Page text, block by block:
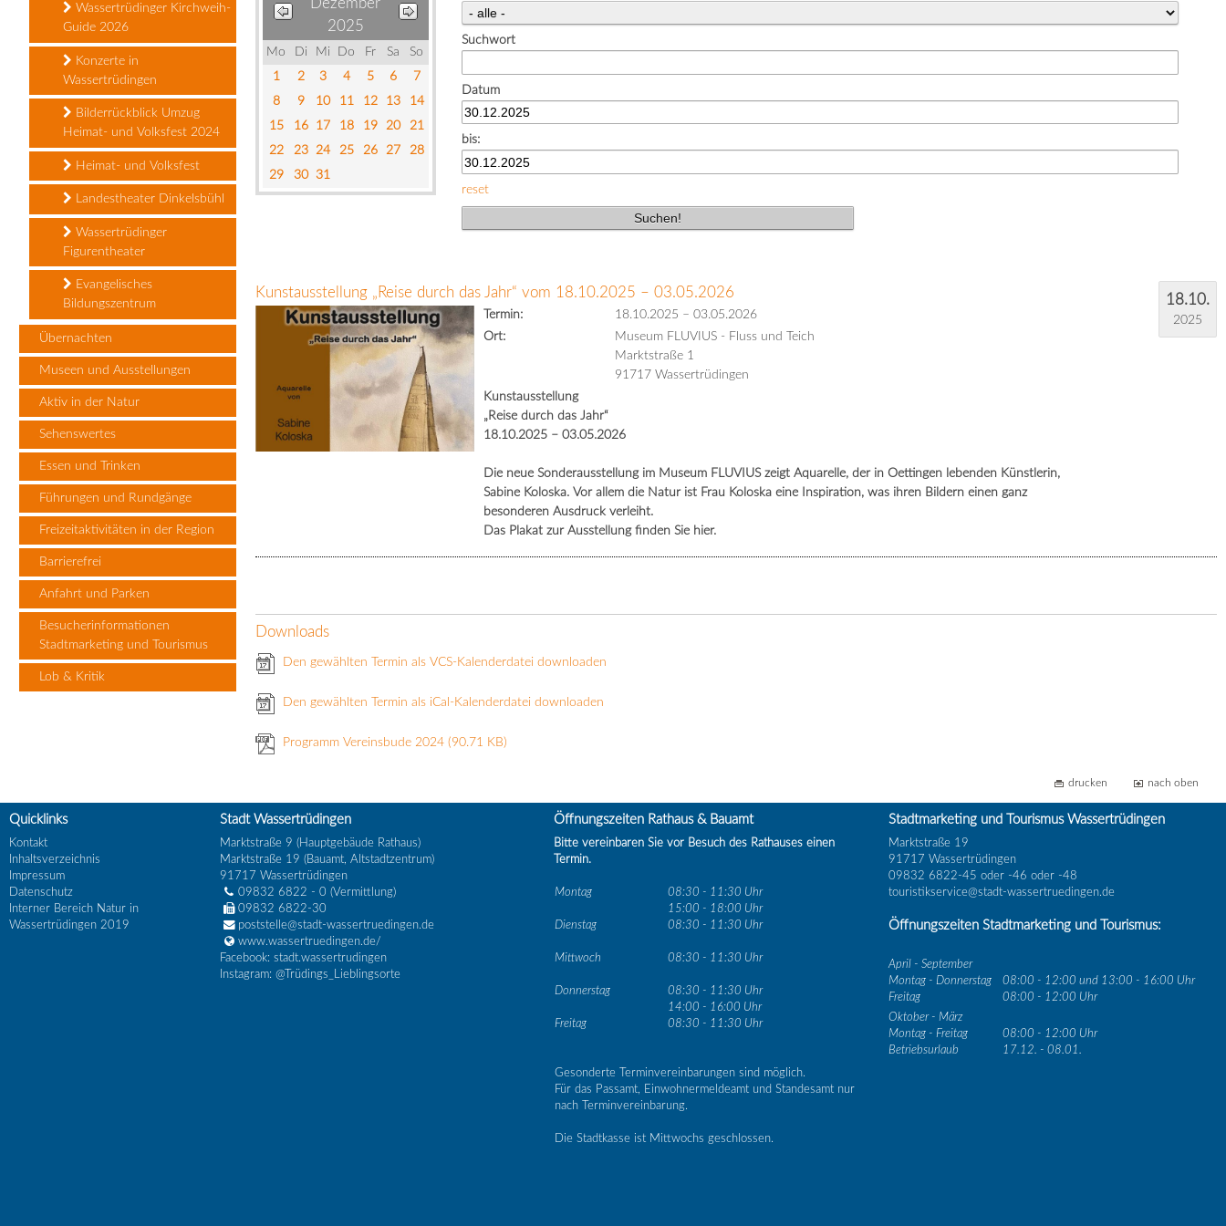
Wassertrüdinger Kirchweih-
Guide 2026
Konzerte in
Wassertrüdingen
Bilderrückblick Umzug
Heimat- und Volksfest 2024
Heimat- und Volksfest
Landestheater Dinkelsbühl
Wassertrüdinger
Figurentheater
Evangelisches
Bildungszentrum
Übernachten
Museen und Ausstellungen
Aktiv in der Natur
Sehenswertes
Essen und Trinken
Führungen und Rundgänge
Freizeitaktivitäten in der Region
Barrierefrei
Anfahrt und Parken
Besucherinformationen
Stadtmarketing und Tourismus
Lob & Kritik
Dezember
2025
Mo Di Mi Do Fr Sa
So
1
2 3 4 5 6
7
8
9 10 11 12 13
14
15
16 17 18 19 20
21
22
23 24 25 26 27
28
29
30 31
Suchwort
Datum
bis:
reset
18.10.
2025
Kunstausstellung „Reise durch das Jahr“ vom 18.10.2025 – 03.05.2026
Termin: 18.10.2025 – 03.05.2026
Ort:
Museum FLUVIUS - Fluss und Teich
Marktstraße 1
91717 Wassertrüdingen
Kunstausstellung
„Reise durch das Jahr“
18.10.2025 – 03.05.2026
Die neue Sonderausstellung im Museum FLUVIUS zeigt Aquarelle, der in Oettingen lebenden Künstlerin,
Sabine Koloska. Vor allem die Natur ist Frau Koloska eine Inspiration, was ihren Bildern einen ganz
besonderen Ausdruck verleiht.
Das Plakat zur Ausstellung finden Sie hier.
Downloads
Den gewählten Termin als VCS-Kalenderdatei downloaden
Den gewählten Termin als iCal-Kalenderdatei downloaden
Programm Vereinsbude 2024 (90.71 KB)
drucken nach oben
Quicklinks
Kontakt
Inhaltsverzeichnis
Impressum
Datenschutz
Interner Bereich Natur in
Wassertrüdingen 2019
Stadt Wassertrüdingen
Marktstraße 9 (Hauptgebäude Rathaus)
Marktstraße 19 (Bauamt, Altstadtzentrum)
91717 Wassertrüdingen
09832 6822 - 0 (Vermittlung)
09832 6822-30
poststelle@stadt-wassertruedingen.de
www.wassertruedingen.de/
Facebook: stadt.wassertrudingen
Instagram: @Trüdings_Lieblingsorte
Öffnungszeiten Rathaus & Bauamt
Bitte vereinbaren Sie vor Besuch des Rathauses einen
Termin.
Montag
08:30 - 11:30 Uhr
15:00 - 18:00 Uhr
Dienstag
08:30 - 11:30 Uhr
Mittwoch 08:30 - 11:30 Uhr
Donnerstag
08:30 - 11:30 Uhr
14:00 - 16:00 Uhr
Freitag
08:30 - 11:30 Uhr
Gesonderte Terminvereinbarungen sind möglich.
Für das Passamt, Einwohnermeldeamt und Standesamt nur
nach Terminvereinbarung.
Die Stadtkasse ist Mittwochs geschlossen.
Stadtmarketing und Tourismus Wassertrüdingen
Marktstraße 19
91717 Wassertrüdingen
09832 6822-45 oder -46 oder -48
touristikservice@stadt-wassertruedingen.de
Öffnungszeiten Stadtmarketing und Tourismus:
April - September
Montag - Donnerstag
08:00 - 12:00 und 13:00 - 16:00 Uhr
Freitag
08:00 - 12:00 Uhr
Oktober - März
Montag - Freitag
08:00 - 12:00 Uhr
Betriebsurlaub
17.12. - 08.01.